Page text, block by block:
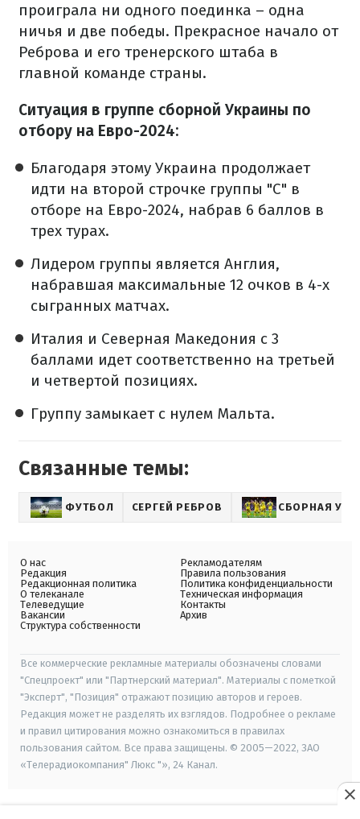
проиграла ни одного поединка – одна
ничья и две победы. Прекрасное начало от
Реброва и его тренерского штаба в
главной команде страны.
Ситуация в группе сборной Украины по
отбору на Евро-2024:
Благодаря этому Украина продолжает
идти на второй строчке группы "С" в
отборе на Евро-2024, набрав 6 баллов в
трех турах.
Лидером группы является Англия,
набравшая максимальные 12 очков в 4-х
сыгранных матчах.
Италия и Северная Македония с 3
баллами идет соответственно на третьей
и четвертой позициях.
Группу замыкает с нулем Мальта.
Связанные темы:
ФУТБОЛ СЕРГЕЙ РЕБРОВ СБОРНАЯ
О нас
Редакция
Редакционная политика
О телеканале
Телеведущие
Вакансии
Структура собственности
Рекламодателям
Правила пользования
Политика конфиденциальности
Техническая информация
Контакты
Архив
Все коммерческие рекламные материалы обозначены словами
"Спецпроект" или "Партнерский материал". Материалы с пометкой
"Эксперт", "Позиция" отражают позицию авторов и героев.
Редакция может не разделять их взглядов. Подробнее о рекламе
и правил цитирования можно ознакомиться в правилах
пользования сайтом. Все права защищены. © 2005—2022, ЗАО
«Телерадиокомпания" Люкс "», 24 Канал.